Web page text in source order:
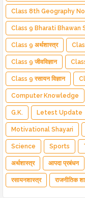
Class 8th Geography
Class 9 Bharati Bhawan
Class 9 अर्थशास्त्र
Class 9 जीवविज्ञान
Class 9 रसायन विज्ञान
Computer Knowledge
G.K. Letest Update
Motivational Shayari
Science Sports
अर्थशास्त्र आपदा प्रबंधन
रसायनशास्त्र राजनीतिक